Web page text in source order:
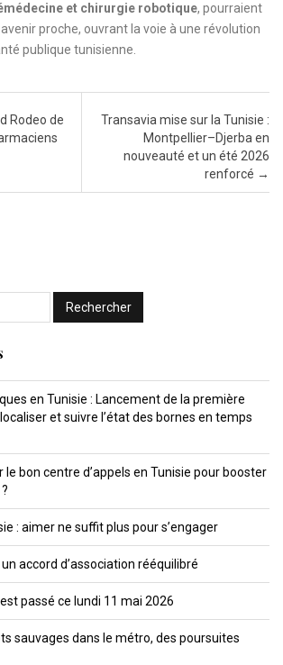
et chirurgie robotique, pourraient
proche, ouvrant la voie à une révolution
publique tunisienne.
Rodeo de
Transavia mise sur la Tunisie :
Montpellier–Djerba en
nouveauté et un été 2026
renforcé →
en Tunisie : Lancement de la première
et suivre l’état des bornes en temps
bon centre d’appels en Tunisie pour booster
: aimer ne suffit plus pour s’engager
accord d’association rééquilibré
passé ce lundi 11 mai 2026
sauvages dans le métro, des poursuites